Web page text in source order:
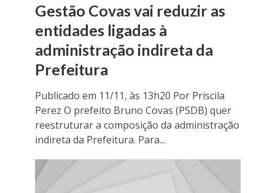
Gestão Covas vai reduzir as
entidades ligadas à
administração indireta da
Prefeitura
Publicado em 11/11, às 13h20 Por Priscila
Perez O prefeito Bruno Covas (PSDB) quer
reestruturar a composição da administração
indireta da Prefeitura. Para...